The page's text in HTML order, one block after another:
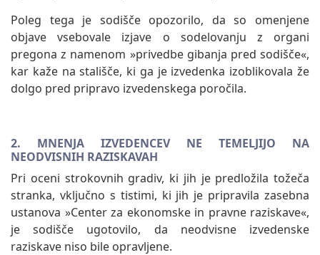
Poleg tega je sodišče opozorilo, da so omenjene
objave vsebovale izjave o sodelovanju z organi
pregona z namenom »privedbe gibanja pred sodišče«,
kar kaže na stališče, ki ga je izvedenka izoblikovala že
dolgo pred pripravo izvedenskega poročila.
2. MNENJA IZVEDENCEV NE TEMELJIJO NA
NEODVISNIH RAZISKAVAH
Pri oceni strokovnih gradiv, ki jih je predložila tožeča
stranka, vključno s tistimi, ki jih je pripravila zasebna
ustanova »Center za ekonomske in pravne raziskave«,
je sodišče ugotovilo, da neodvisne izvedenske
raziskave niso bile opravljene.